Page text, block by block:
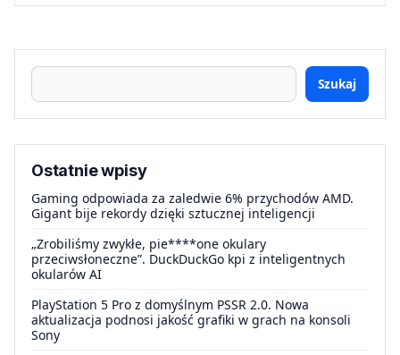
Szukaj
Ostatnie wpisy
Gaming odpowiada za zaledwie 6% przychodów AMD.
Gigant bije rekordy dzięki sztucznej inteligencji
„Zrobiliśmy zwykłe, pie****one okulary
przeciwsłoneczne”. DuckDuckGo kpi z inteligentnych
okularów AI
PlayStation 5 Pro z domyślnym PSSR 2.0. Nowa
aktualizacja podnosi jakość grafiki w grach na konsoli
Sony